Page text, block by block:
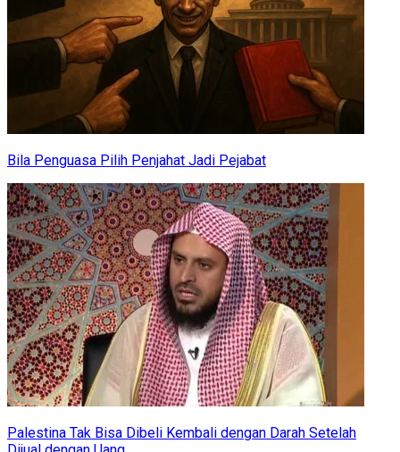
Bila Penguasa Pilih Penjahat Jadi Pejabat
Palestina Tak Bisa Dibeli Kembali dengan Darah Setelah